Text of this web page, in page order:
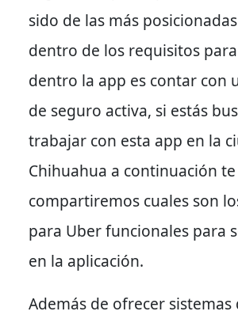
sido de las más
dentro de los requisitos
dentro la app es contar con
de seguro activa, si estás
trabajar con esta app en la
Chihuahua a continuación te
compartiremos cuales son
para Uber funcionales para
en la aplicación.
Además de ofrecer sistemas